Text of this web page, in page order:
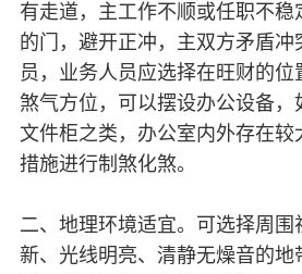
有走道，主工作不顺或任职不稳
的门，避开正冲，主双方矛盾冲
员，业务人员应选择在旺财的位
煞气方位，可以摆设办公设备，
文件柜之类，办公室内外存在较
措施进行制煞化煞。
二、地理环境适宜。可选择周围
新、光线明亮、清静无燥音的地